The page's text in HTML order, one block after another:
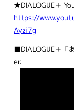
★DIALOGUE＋
https://
Ayzi7g
■DIALOGUE＋「
er.